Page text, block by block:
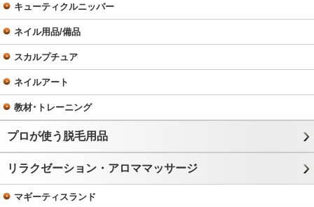
キューティクルニッパー
ネイル用品/備品
スカルプチュア
ネイルアート
教材･トレーニング
プロが使う脱毛用品
リラクゼーション・アロママッサージ
マギーティスランド